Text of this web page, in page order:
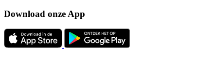
Download onze App